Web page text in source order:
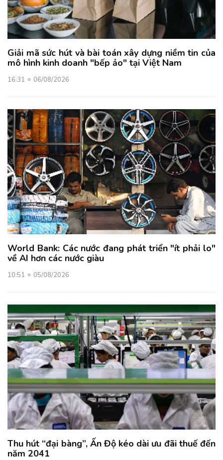
Giải mã sức hút và bài toán xây dựng niềm tin của
mô hình kinh doanh "bếp ảo" tại Việt Nam
16:31 06/08/2026
World Bank: Các nước đang phát triển "ít phải lo"
về AI hơn các nước giàu
10:51 05/08/2026
Thu hút “đại bàng”, Ấn Độ kéo dài ưu đãi thuế đến
năm 2041